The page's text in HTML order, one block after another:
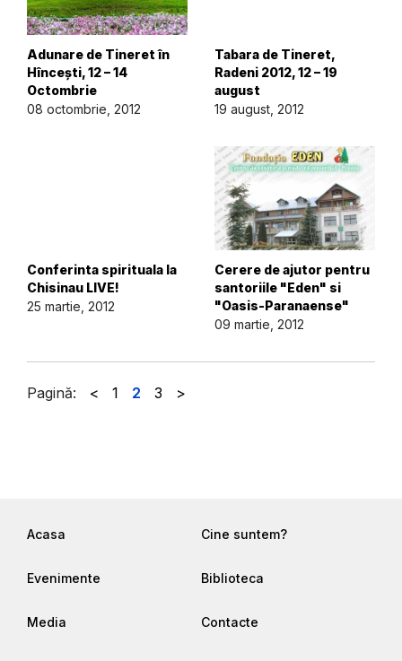
Adunare de Tineret în
Hîncești, 12 – 14
Octombrie
08 octombrie, 2012
Tabara de Tineret,
Radeni 2012, 12 – 19
august
19 august, 2012
Conferinta spirituala la
Chisinau LIVE!
25 martie, 2012
Cerere de ajutor pentru
santoriile "Eden" si
"Oasis-Paranaense"
09 martie, 2012
Pagină: < 1 2 3 >
Acasa Cine suntem?
Evenimente Biblioteca
Media Contacte